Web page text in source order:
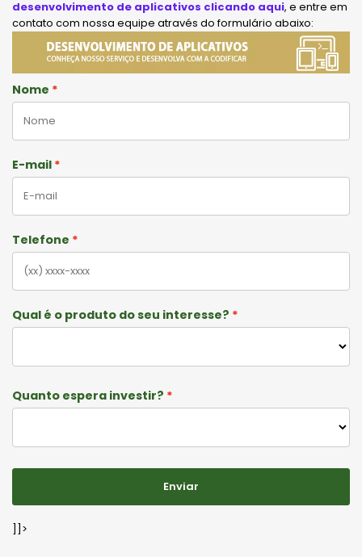
desenvolvimento de aplicativos clicando aqui, e entre em
contato com nossa equipe através do formulário abaixo:
Nome
E-mail
Telefone
Qual é o produto do seu interesse?
Quanto espera investir?
Enviar
]]>